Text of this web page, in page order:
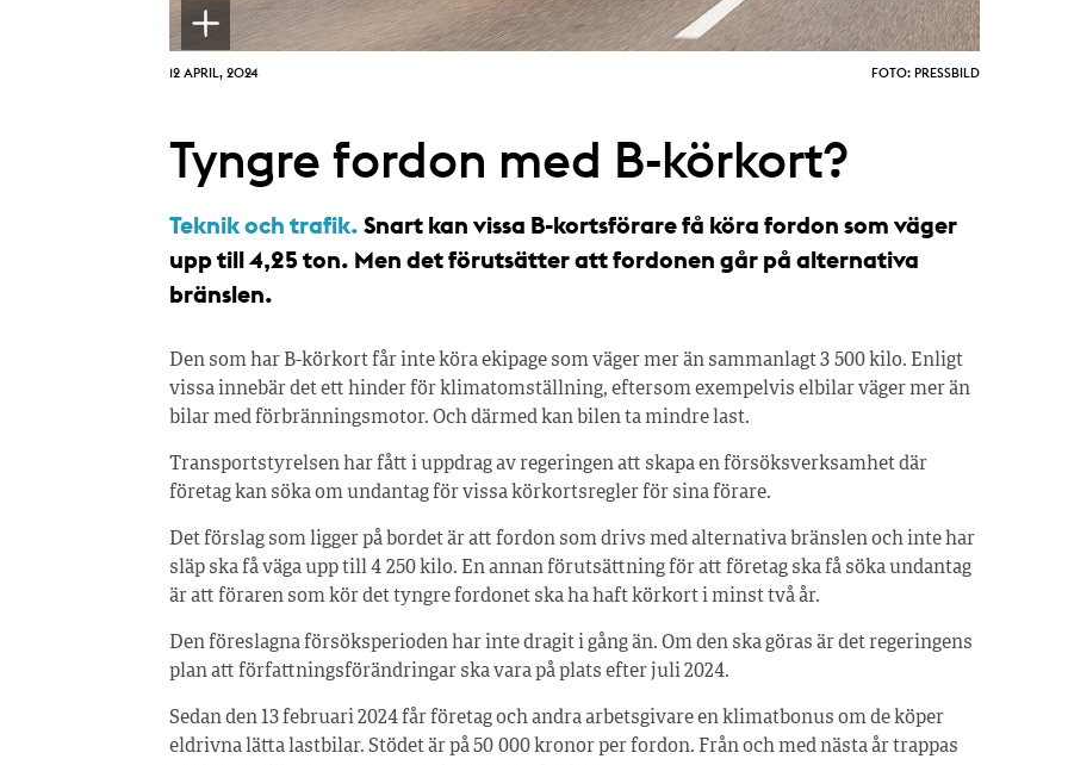
12 APRIL, 2024 FOTO: PRESSBILD
Tyngre fordon med B-körkort?
Teknik och trafik. Snart kan vissa B-kortsförare få köra fordon som väger
upp till 4,25 ton. Men det förutsätter att fordonen går på alternativa
bränslen.
Den som har B-körkort får inte köra ekipage som väger mer än sammanlagt 3 500 kilo. Enligt
vissa innebär det ett hinder för klimatomställning, eftersom exempelvis elbilar väger mer än
bilar med förbränningsmotor. Och därmed kan bilen ta mindre last.
Transportstyrelsen har fått i uppdrag av regeringen att skapa en försöksverksamhet där
företag kan söka om undantag för vissa körkortsregler för sina förare.
Det förslag som ligger på bordet är att fordon som drivs med alternativa bränslen och inte har
släp ska få väga upp till 4 250 kilo. En annan förutsättning för att företag ska få söka undantag
är att föraren som kör det tyngre fordonet ska ha haft körkort i minst två år.
Den föreslagna försöksperioden har inte dragit i gång än. Om den ska göras är det regeringens
plan att författningsförändringar ska vara på plats efter juli 2024.
Sedan den 13 februari 2024 får företag och andra arbetsgivare en klimatbonus om de köper
eldrivna lätta lastbilar. Stödet är på 50 000 kronor per fordon. Från och med nästa år trappas